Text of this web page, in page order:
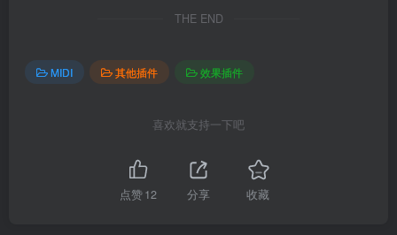
THE END
MIDI 其他插件 效果插件
喜欢就支持一下吧
点赞12 分享 收藏